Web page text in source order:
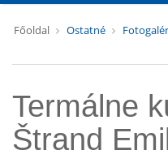
Főoldal Ostatné
Termálne
Štrand